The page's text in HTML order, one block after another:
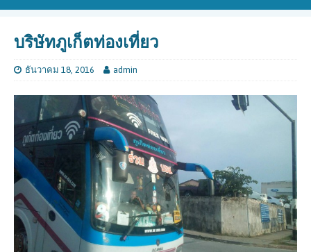
บริษัทภูเก็ตท่องเที่ยว
ธันวาคม 18, 2016 admin